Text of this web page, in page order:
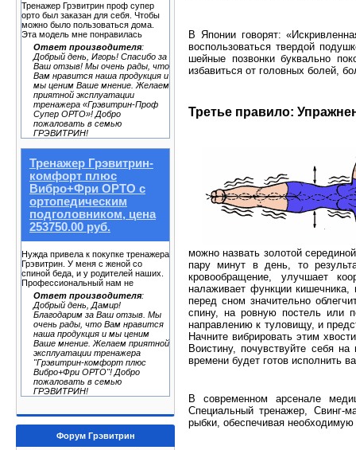
Тренажер Грэвитрин проф супер
орто был заказан для себя. Чтобы
можно было пользоваться дома.
Эта модель мне понравилась
Ответ производителя:
Добрый день, Игорь! Спасибо за
Ваш отзыв! Мы очень рады, что
Вам нравится наша продукция и
мы ценим Ваше мнение. Желаем
приятной эксплуатации
тренажера «Грэвитрин-Проф
Супер ОРТО»! Добро
пожаловать в семью
ГРЭВИТРИН!
Тренажер Грэвитрин-
комфорт плюс
Вибро+Фри ОРТО с
ортопедическим
подголовником, цена
253750.00 руб.
Нужда привела к покупке тренажера
Грэвитрин. У меня с женой со
спиной беда, и у родителей наших.
Профессиональный нам не
Ответ производителя:
Добрый день, Дамир!
Благодарим за Ваш отзыв. Мы
очень рады, что Вам нравится
наша продукция и мы ценим
Ваше мнение. Желаем приятной
эксплуатации тренажера
"Грэвитрин-комфорт плюс
Вибро+Фри ОРТО"! Добро
пожаловать в семью
ГРЭВИТРИН!
Форум Грэвитрин
В Японии говорят:
воспользоваться твердой
шейные позвонки буквально
избавиться от головных болей,
Третье правило:
можно назвать золотой
пару минут в день, то
кровообращение, улучшает
налаживает функции
перед сном значительно
спину, на ровную постель или
направлению к туловищу, и
Начните вибрировать этим
Воистину, почувствуйте себя
времени будет готов исполнить
В современном арсенале
Специальный тренажер, Свинг-
рыбки, обеспечивая